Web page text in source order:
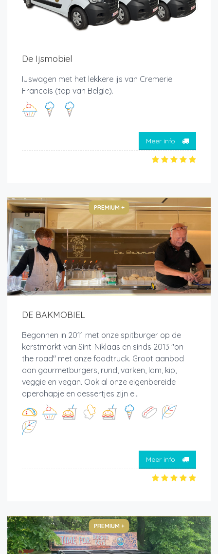
De Ijsmobiel
IJswagen met het lekkere ijs van Cremerie
Francois (top van België).
Meer info
PREMIUM +
DE BAKMOBIEL
Begonnen in 2011 met onze spitburger op de
kerstmarkt van Sint-Niklaas en sinds 2013 "on
the road" met onze foodtruck. Groot aanbod
aan gourmetburgers, rund, varken, lam, kip,
veggie en vegan. Ook al onze eigenbereide
aperohapje en dessertjes zijn e...
Meer info
PREMIUM +